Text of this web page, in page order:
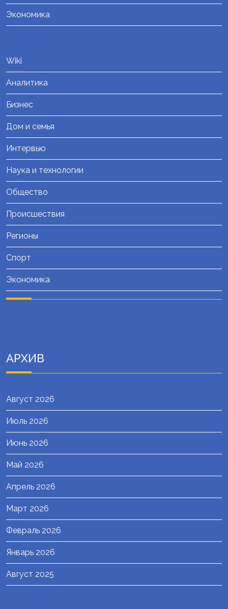
Экономика
Wiki
Аналитика
Бизнес
Дом и семья
Интервью
Наука и технологии
Общество
Происшествия
Регионы
Спорт
Экономика
АРХИВ
Август 2026
Июль 2026
Июнь 2026
Май 2026
Апрель 2026
Март 2026
Февраль 2026
Январь 2026
Август 2025